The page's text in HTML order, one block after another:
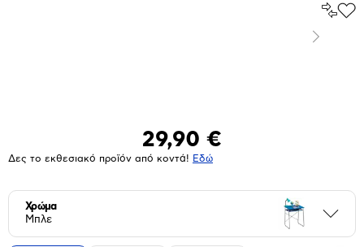
Επόμενο
29,90 €
Δες το εκθεσιακό προϊόν από κοντά! Eδώ
Χρώμα
Μπλε